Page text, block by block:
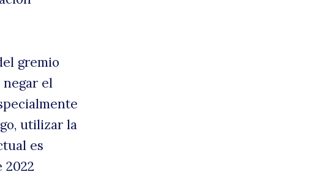
gremio
el
utilizar la
es
2022